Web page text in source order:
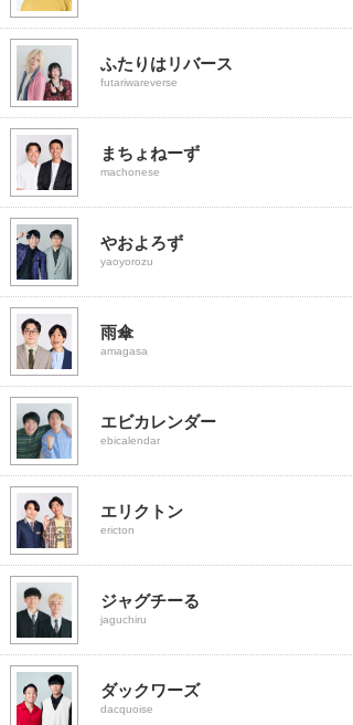
ふたりはリバース
futariwareverse
まちょねーず
machonese
やおよろず
yaoyorozu
雨傘
amagasa
エビカレンダー
ebicalendar
エリクトン
ericton
ジャグチーる
jaguchiru
ダックワーズ
dacquoise